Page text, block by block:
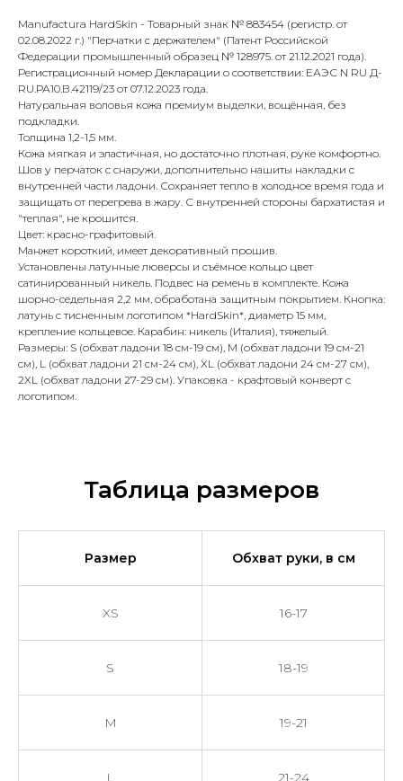
Manufactura HardSkin - Товарный знак № 883454 (регистр. от
02.08.2022 г.) "Перчатки с держателем" (Патент Российской
Федерации промышленный образец № 128975. от 21.12.2021 года).
Регистрационный номер Декларации о соответствии: ЕАЭС N RU Д-
RU.РА10.В.42119/23 от 07.12.2023 года.
Натуральная воловья кожа премиум выделки, вощённая, без
подкладки.
Толщина 1,2-1,5 мм.
Кожа мягкая и эластичная, но достаточно плотная, руке комфортно.
Шов у перчаток с снаружи, дополнительно нашиты накладки с
внутренней части ладони. Сохраняет тепло в холодное время года и
защищать от перегрева в жару. С внутренней стороны бархатистая и
"теплая", не крошится.
Цвет: красно-графитовый.
Манжет короткий, имеет декоративный прошив.
Установлены латунные люверсы и съёмное кольцо цвет
сатинированный никель. Подвес на ремень в комплекте. Кожа
шорно-седельная 2,2 мм, обработана защитным покрытием. Кнопка:
латунь с тисненным логотипом *HardSkin*, диаметр 15 мм,
крепление кольцевое. Карабин: никель (Италия), тяжелый.
Размеры: S (обхват ладони 18 см-19 см), M (обхват ладони 19 см-21
см), L (обхват ладони 21 см-24 см), XL (обхват ладони 24 см-27 см),
2XL (обхват ладони 27-29 см). Упаковка - крафтовый конверт с
логотипом.
Таблица размеров
Размер Обхват руки, в см
XS 16-17
S 18-19
M 19-21
L 21-24
покупают